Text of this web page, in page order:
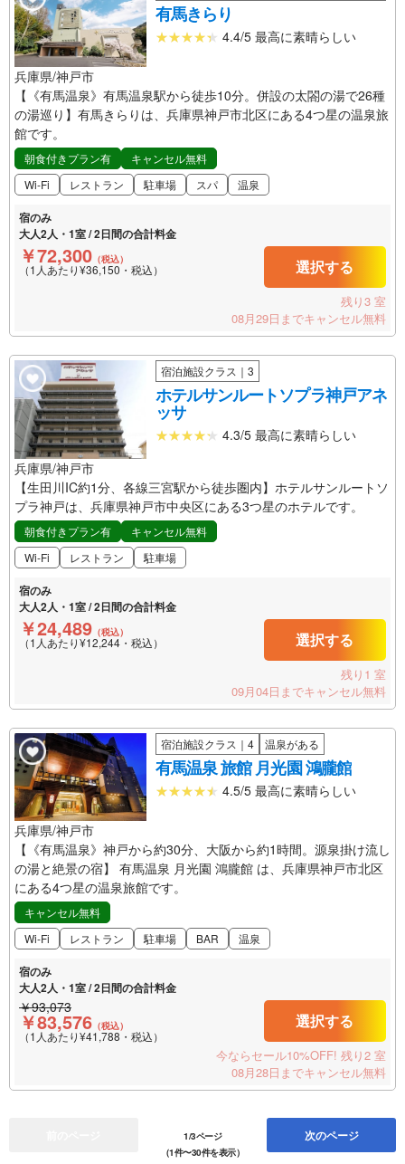
有馬きらり
4.4/5 最高に素晴らしい
兵庫県/神戸市
【《有馬温泉》有馬温泉駅から徒歩10分。併設の太閤の湯で26種
の湯巡り】有馬きらりは、兵庫県神戸市北区にある4つ星の温泉旅
館です。
朝食付きプラン有
キャンセル無料
Wi-Fi
レストラン 駐車場 スパ 温泉
宿のみ
大人2人・1室 / 2日間の合計料金
￥72,300 （税込）
（1人あたり¥36,150・税込） 選択する
残り3 室
08月29日までキャンセル無料
宿泊施設クラス｜3
ホテルサンルートソプラ神戸アネ
ッサ
4.3/5 最高に素晴らしい
兵庫県/神戸市
【生田川IC約1分、各線三宮駅から徒歩圏内】ホテルサンルートソ
プラ神戸は、兵庫県神戸市中央区にある3つ星のホテルです。
朝食付きプラン有
キャンセル無料
Wi-Fi
レストラン 駐車場
宿のみ
大人2人・1室 / 2日間の合計料金
￥24,489 （税込）
（1人あたり¥12,244・税込） 選択する
残り1 室
09月04日までキャンセル無料
宿泊施設クラス｜4 温泉がある
有馬温泉 旅館 月光園 鴻朧館
4.5/5 最高に素晴らしい
兵庫県/神戸市
【《有馬温泉》神戸から約30分、大阪から約1時間。源泉掛け流し
の湯と絶景の宿】 有馬温泉 月光園 鴻朧館 は、兵庫県神戸市北区
にある4つ星の温泉旅館です。
キャンセル無料
Wi-Fi
レストラン 駐車場 BAR 温泉
宿のみ
大人2人・1室 / 2日間の合計料金
￥93,073
￥83,576 （税込）
（1人あたり¥41,788・税込）
選択する
今ならセール10%OFF! 残り2 室
08月28日までキャンセル無料
1/3ページ
（1件〜30件を表示）
次のページ